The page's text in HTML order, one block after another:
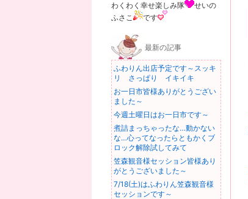
わくわく幸せ楽しみ隊
せいの
ふさこ
です
最新の記事
ふわりん出店予定です～スッキ
リ さっぱり イキイキ
お一日市皆様ありがとうござい
ました～
今週土曜日はお一日市です～
煮詰まっちゃったな…動かない
な…心ってなったらともかくブ
ロック解除試してみて
笠森観音様セッション皆様あり
がとうございました～
7/18(土)はふわりん笠森観音様
セッションです～